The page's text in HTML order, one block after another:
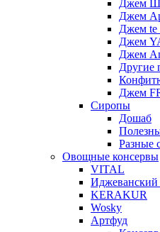
Джем
Джем
Джем te
Джем
Джем
Другие
Джем
Сиропы
Дошаб
Разные
Овощные консервы
VITAL
KERAKUR
Wosky
Артфуд